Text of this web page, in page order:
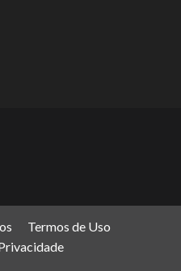
Termos de Uso